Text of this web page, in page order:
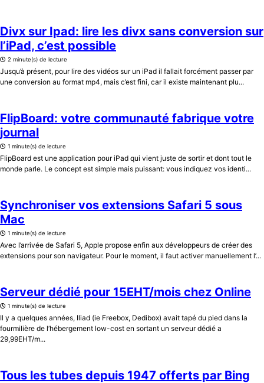
Divx sur Ipad: lire les divx sans conversion sur
l’iPad, c’est possible
2 minute(s) de lecture
Jusqu’à présent, pour lire des vidéos sur un iPad il fallait forcément passer par
une conversion au format mp4, mais c’est fini, car il existe maintenant plu...
FlipBoard: votre communauté fabrique votre
journal
1 minute(s) de lecture
FlipBoard est une application pour iPad qui vient juste de sortir et dont tout le
monde parle. Le concept est simple mais puissant: vous indiquez vos identi...
Synchroniser vos extensions Safari 5 sous
Mac
1 minute(s) de lecture
Avec l’arrivée de Safari 5, Apple propose enfin aux développeurs de créer des
extensions pour son navigateur. Pour le moment, il faut activer manuellement l’...
Serveur dédié pour 15EHT/mois chez Online
1 minute(s) de lecture
Il y a quelques années, Iliad (ie Freebox, Dedibox) avait tapé du pied dans la
fourmilière de l’hébergement low-cost en sortant un serveur dédié a
29,99EHT/m...
Tous les tubes depuis 1947 offerts par Bing